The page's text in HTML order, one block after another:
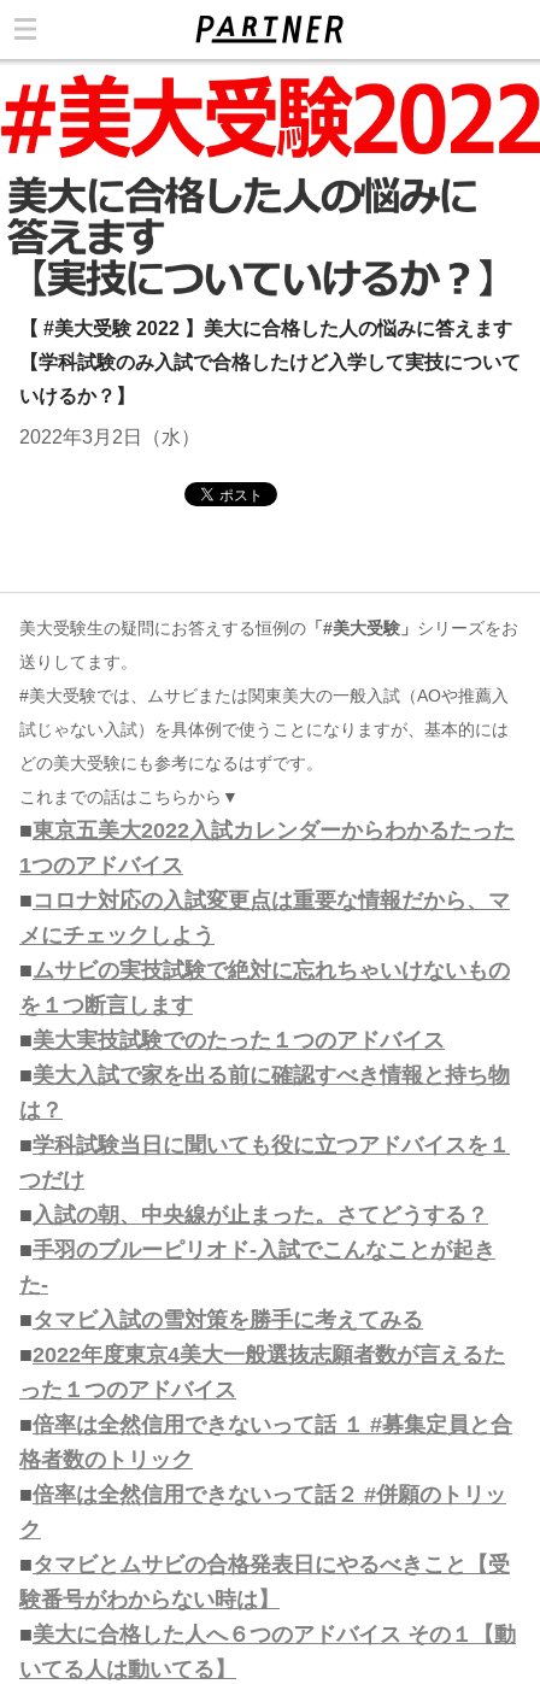
【 #美大受験 2022 】美大に合格した人の悩みに答えます
【学科試験のみ入試で合格したけど入学して実技について
いけるか？】
2022年3月2日（水）
美大受験生の疑問にお答えする恒例の 「#美大受験」 シリーズをお
送りしてます。
#美大受験では、ムサビまたは関東美大の一般入試（AOや推薦入
試じゃない入試）を具体例で使うことになりますが、基本的には
どの美大受験にも参考になるはずです。
これまでの話はこちらから▼
■東京五美大2022入試カレンダーからわかるたった
1つのアドバイス
■コロナ対応の入試変更点は重要な情報だから、マ
メにチェックしよう
■ムサビの実技試験で絶対に忘れちゃいけないもの
を１つ断言します
■美大実技試験でのたった１つのアドバイス
■美大入試で家を出る前に確認すべき情報と持ち物
は？
■学科試験当日に聞いても役に立つアドバイスを１
つだけ
■入試の朝、中央線が止まった。さてどうする？
■手羽のブルーピリオド-入試でこんなことが起き
た-
■タマビ入試の雪対策を勝手に考えてみる
■2022年度東京4美大一般選抜志願者数が言えるた
った１つのアドバイス
■倍率は全然信用できないって話 １ #募集定員と合
格者数のトリック
■倍率は全然信用できないって話２ #併願のトリッ
ク
■タマビとムサビの合格発表日にやるべきこと【受
験番号がわからない時は】
■美大に合格した人へ６つのアドバイス その１【動
いてる人は動いてる】
コンテンツ
このサイトについて
お問い合わせ